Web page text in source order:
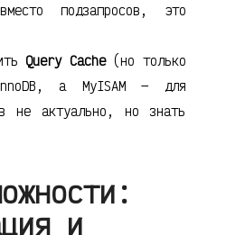
подзапросов, это
Query Cache(но только
а MyISAM — для
не актуально, но знать
и